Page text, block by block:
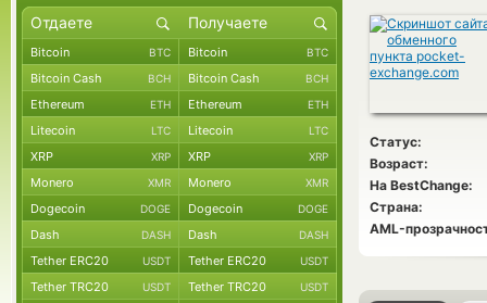
Статус:
Возраст:
На BestChange:
Страна:
AML-
Bitcoin BTC Bitcoin BTC
Bitcoin Cash BCH Bitcoin Cash BCH
Ethereum ETH Ethereum ETH
Litecoin LTC Litecoin LTC
XRP XRP XRP XRP
Monero XMR Monero XMR
Dogecoin DOGE Dogecoin DOGE
Dash DASH Dash DASH
Tether ERC20 USDT Tether ERC20 USDT
Tether TRC20 USDT Tether TRC20 USDT